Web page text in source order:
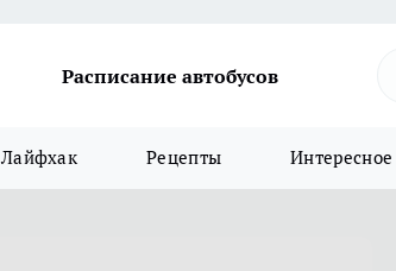
Расписание автобусов
Лайфхак Рецепты Интересное